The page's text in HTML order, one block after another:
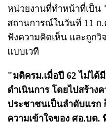
หน่วยงานที่ทำหน้าที่เป็น
สถานการณ์ในวันที่ 11 ก.
ฟังความคิดเห็น และถูกวิ
แบบเวที
"มติครม.เมื่อปี 62 ไม่ได้
ดำเนินการ โดยไปสร้าง
ประชาชนเป็นลำดับแรก
ความเข้าใจของ ศอ.บต.